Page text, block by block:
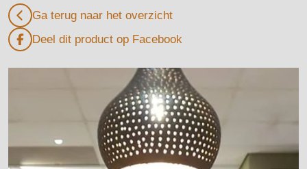
Ga terug naar het overzicht
Deel dit product op Facebook